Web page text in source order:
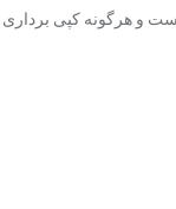
و هرگونه کپی برداری